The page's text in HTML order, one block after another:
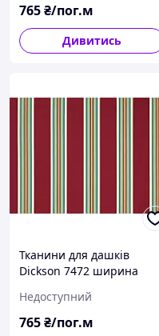
765₴/пог.м
Дивитись
Тканини для дашків
Dickson 7472 ширина
червоний/зелений/білий.
Недоступний
765₴/пог.м